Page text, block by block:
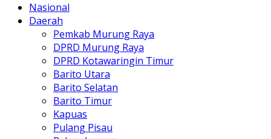
Nasional
Daerah
Pemkab Murung Raya
DPRD Murung Raya
DPRD Kotawaringin Timur
Barito Utara
Barito Selatan
Barito Timur
Kapuas
Pulang Pisau